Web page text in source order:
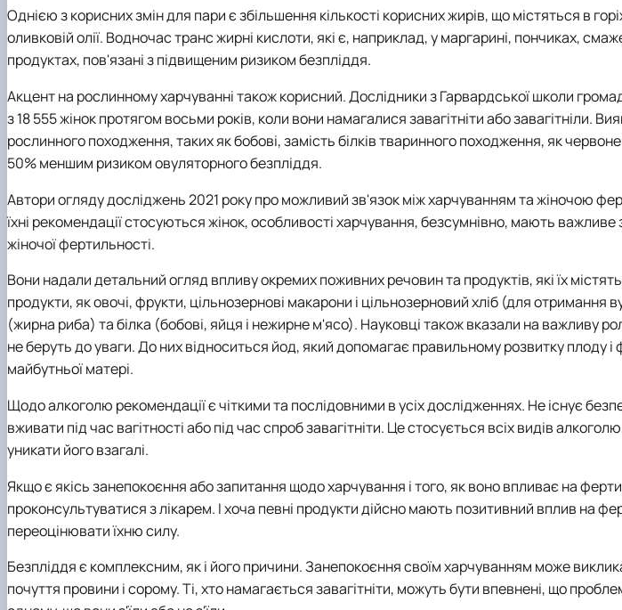
Однією з корисних змін для пари є збільшення кількості корисних жирів, що містяться в
оливковій олії. Водночас транс жирні кислоти, які є, наприклад, у маргарині, пончиках,
продуктах, пов'язані з підвищеним ризиком безпліддя.
Акцент на рослинному харчуванні також корисний. Дослідники з Гарвардської школи
з 18 555 жінок протягом восьми років, коли вони намагалися завагітніти або завагітніли.
рослинного походження, таких як бобові, замість білків тваринного походження, як
50% меншим ризиком овуляторного безпліддя.
Автори огляду досліджень 2021 року про можливий зв'язок між харчуванням та жіночою
їхні рекомендації стосуються жінок, особливості харчування, безсумнівно, мають важливе
жіночої фертильності.
Вони надали детальний огляд впливу окремих поживних речовин та продуктів, які їх
продукти, як овочі, фрукти, цільнозернові макарони і цільнозерновий хліб (для отримання
(жирна риба) та білка (бобові, яйця і нежирне м'ясо). Науковці також вказали на важливу
не беруть до уваги. До них відноситься йод, який допомагає правильному розвитку плоду
майбутньої матері.
Щодо алкоголю рекомендації є чіткими та послідовними в усіх дослідженнях. Не існує
вживати під час вагітності або під час спроб завагітніти. Це стосується всіх видів
уникати його взагалі.
Якщо є якісь занепокоєння або запитання щодо харчування і того, як воно впливає на
проконсультуватися з лікарем. І хоча певні продукти дійсно мають позитивний вплив на
переоцінювати їхню силу.
Безпліддя є комплексним, як і його причини. Занепокоєння своїм харчуванням може
почуття провини і сорому. Ті, хто намагається завагітніти, можуть бути впевнені, що